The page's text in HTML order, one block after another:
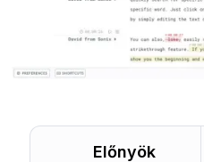
Előnyök